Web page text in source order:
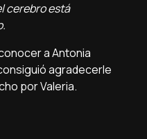
cerebro está
a Antonia
agradecerle
por Valeria.